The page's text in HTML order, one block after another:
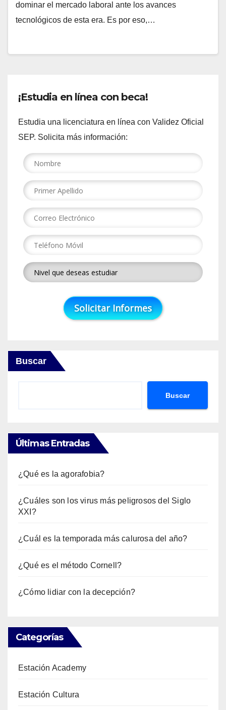
dominar el mercado laboral ante los avances
tecnológicos de esta era. Es por eso,…
¡Estudia en línea con beca!
Estudia una licenciatura en línea con Validez Oficial
SEP. Solicita más información:
Buscar
Buscar
Últimas Entradas
¿Qué es la agorafobia?
¿Cuáles son los virus más peligrosos del Siglo
XXI?
¿Cuál es la temporada más calurosa del año?
¿Qué es el método Cornell?
¿Cómo lidiar con la decepción?
Categorías
Estación Academy
Estación Cultura